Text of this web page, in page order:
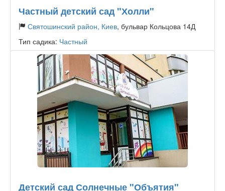
Частный детский сад "Холли"
Святошинский район, Киев, бульвар Кольцова 14Д
Тип садика: Частный
Детский сад Солнечные "Объятия"